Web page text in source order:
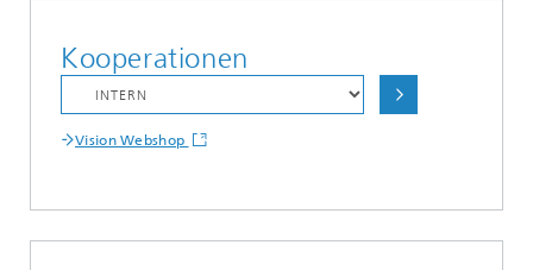
Kooperationen
Vision Webshop